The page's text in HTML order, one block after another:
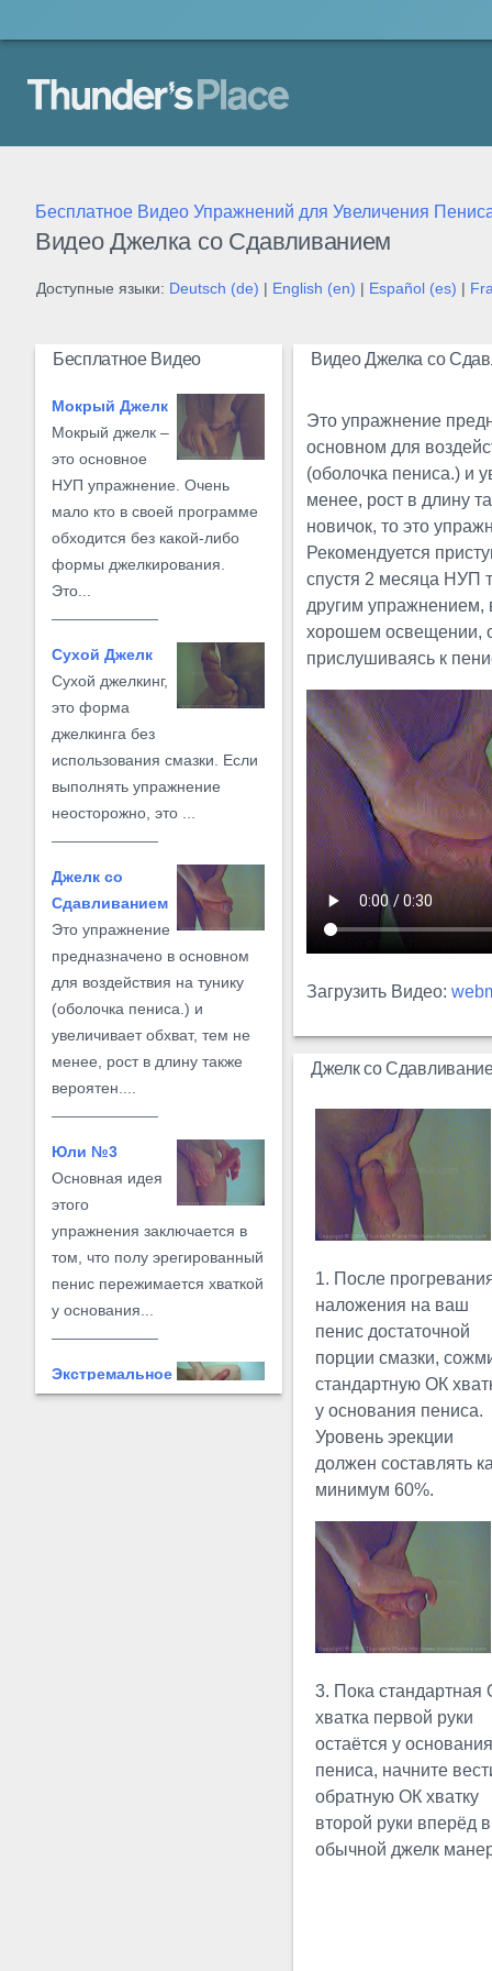
Thunder's Place
Бесплатное Видео Упражнений для Увеличения
Видео Джелка со Сдавливанием
Доступные языки: Deutsch (de) English (en) Español (es)
Бесплатное Видео
Мокрый Джелк
Мокрый джелк –
это основное
НУП упражнение. Очень
мало кто в своей программе
обходится без какой-либо
формы джелкирования.
Это...
Сухой Джелк
Сухой джелкинг,
это форма
джелкинга без
использования смазки. Если
выполнять упражнение
неосторожно, это ...
Джелк со
Сдавливанием
Это упражнение
предназначено в основном
для воздействия на тунику
(оболочка пениса.) и
увеличивает обхват, тем не
менее, рост в длину также
вероятен....
Юли №3
Основная идея
этого
упражнения заключается в
том, что полу эрегированный
пенис пережимается хваткой
у основания...
Экстремальное
Юли
Видео Джелка со
Это упражнение
основном для
(оболочка пениса.) и
менее, рост в длину
новичок, то это
Рекомендуется
спустя 2 месяца НУП
другим упражнением,
хорошем освещении,
прислушиваясь к
Загрузить Видео:
Джелк со
1. После
наложения на ваш
пенис достаточной
порции смазки,
стандартную ОК
у основания пениса.
Уровень эрекции
должен составлять
минимум 60%.
3. Пока стандартная
хватка первой руки
остаётся у
пениса, начните
обратную ОК хватку
второй руки вперёд в
обычной джелк